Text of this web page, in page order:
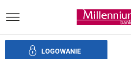
Bank
LOGOWANIE